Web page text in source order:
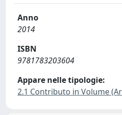
Anno
2014
ISBN
9781783203604
Appare nelle tipologie:
2.1 Contributo in Volume